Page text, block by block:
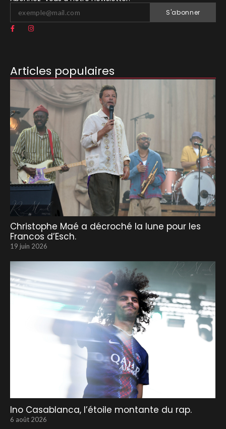
S'abonner
Articles populaires
Christophe Maé a décroché la lune pour les
Francos d’Esch.
19 juin 2026
Ino Casablanca, l’étoile montante du rap.
6 août 2026